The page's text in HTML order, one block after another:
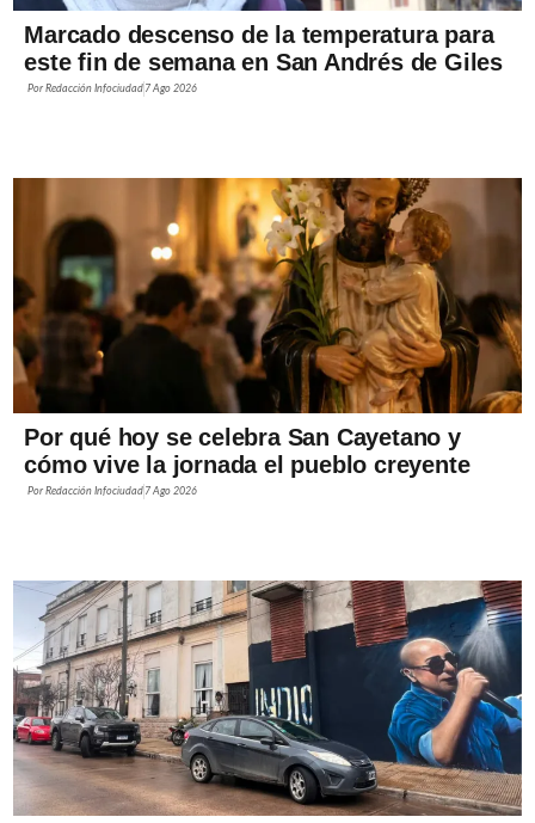
Marcado descenso de la temperatura para
este fin de semana en San Andrés de Giles
PorRedacción Infociudad 7 Ago 2026
Por qué hoy se celebra San Cayetano y
cómo vive la jornada el pueblo creyente
PorRedacción Infociudad 7 Ago 2026